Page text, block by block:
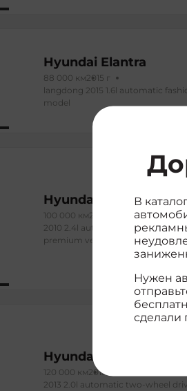
Hyundai Elantra
88 000 км2015 г
langdong 2015 1.6l automatic
model
Hyundai ix35
100 000 км2010 г
2010 2.4l automatic two-wheel
premium version gls
Hyundai ix35
120 000 км2013 г
2013 2.0l automatic two-wheel
В
Нужен
сделали